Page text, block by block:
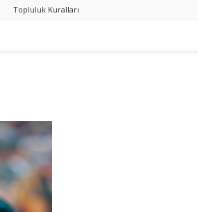
Topluluk Kuralları